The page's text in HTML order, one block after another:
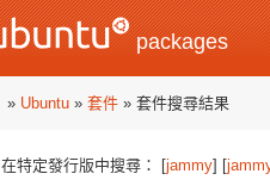
packages
» Ubuntu » 套件 » 套件搜尋結果
在特定發行版中搜尋： [jammy] [